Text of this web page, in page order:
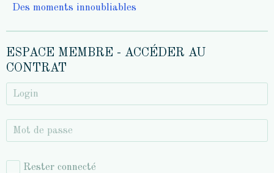
Des moments innoubliables
ESPACE MEMBRE - ACCÉDER AU
CONTRAT
Rester connecté